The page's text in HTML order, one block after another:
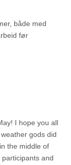
både med
før
I hope you all
gods did
the middle of
and